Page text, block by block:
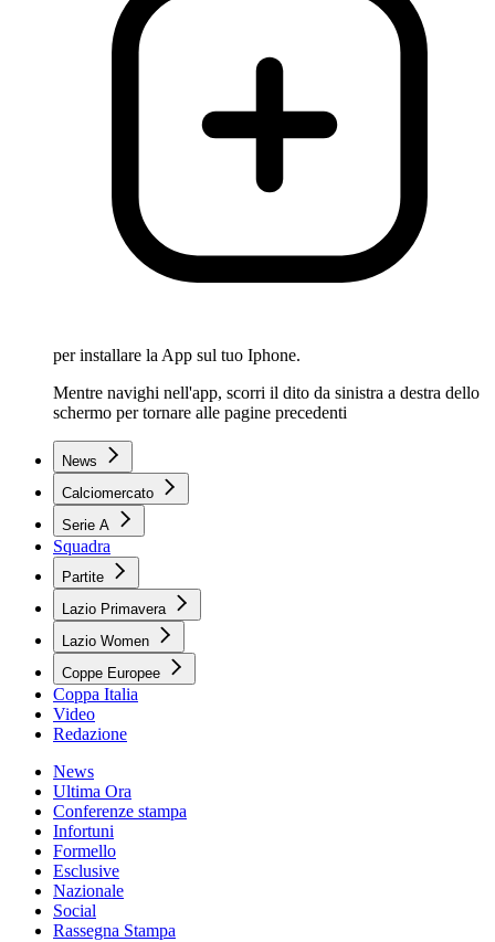
per installare la App sul tuo Iphone.
Mentre navighi nell'app, scorri il dito da sinistra a destra dello
schermo per tornare alle pagine precedenti
News
Calciomercato
Serie A
Squadra
Partite
Lazio Primavera
Lazio Women
Coppe Europee
Coppa Italia
Video
Redazione
News
Ultima Ora
Conferenze stampa
Infortuni
Formello
Esclusive
Nazionale
Social
Rassegna Stampa